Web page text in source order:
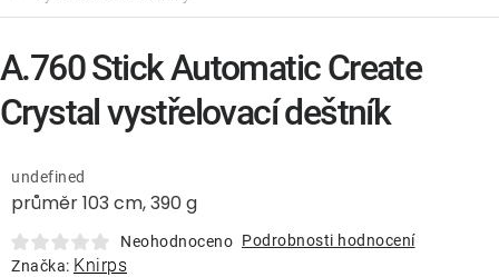
Lavice a houpačky
Lehátka
Doplňky
průměr 103 cm, 390 g
undefined
Neohodnoceno Podrobnosti hodnocení
Značka: Knirps
A.760 Stick Automatic Create
Crystal vystřelovací deštník